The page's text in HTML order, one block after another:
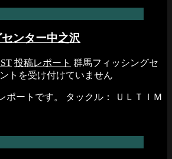
ンター中之沢
投稿レポート 群馬フィッシングセ
トを受け付けていません
ポートです。 タックル： ＵＬＴＩＭ